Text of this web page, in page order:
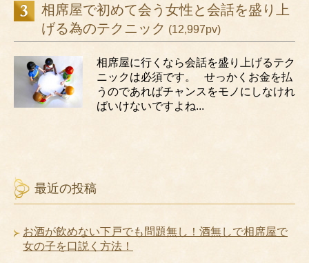
相席屋で初めて会う女性と会話を盛り上
げる為のテクニック (12,997pv)
相席屋に行くなら会話を盛り上げるテク
ニックは必須です。 せっかくお金を払
うのであればチャンスをモノにしなけれ
ばいけないですよね...
最近の投稿
お酒が飲めない下戸でも問題無し！酒無しで相席屋で
女の子を口説く方法！